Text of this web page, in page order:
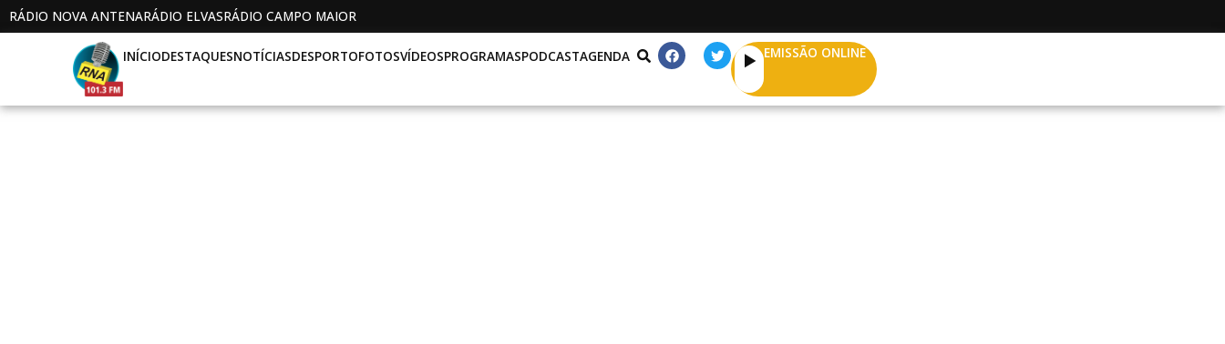
RÁDIO NOVA ANTENARÁDIO ELVASRÁDIO CAMPO MAIOR
INÍCIODESTAQUESNOTÍCIASDESPORTOFOTOSVÍDEOSPROGRAMASPODCASTAGENDA EMISSÃO ONLINE